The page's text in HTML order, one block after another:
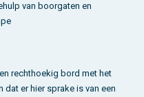
van boorgaten en
rechthoekig bord met het
er hier sprake is van een